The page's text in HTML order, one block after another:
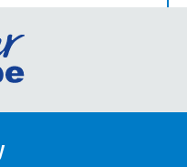
Ga
de